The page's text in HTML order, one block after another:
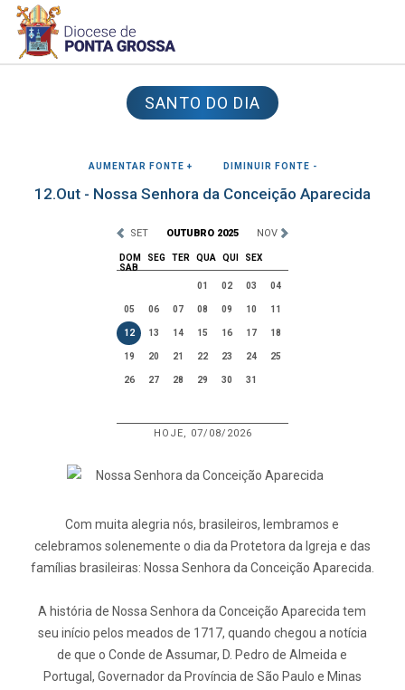
SANTO DO DIA
AUMENTAR FONTE + DIMINUIR FONTE -
12.Out - Nossa Senhora da Conceição Aparecida
SET OUTUBRO 2025 NOV
DOM SEG TER QUA QUI
SEX
SAB
01
02 03 04
05 06 07 08 09 10 11
12 13 14 15 16 17 18
19 20 21 22 23 24 25
26 27 28 29 30 31
HOJE, 07/08/2026
Com muita alegria nós, brasileiros, lembramos e
celebramos solenemente o dia da Protetora da Igreja e das
famílias brasileiras: Nossa Senhora da Conceição Aparecida.
A história de Nossa Senhora da Conceição Aparecida tem
seu início pelos meados de 1717, quando chegou a notícia
de que o Conde de Assumar, D. Pedro de Almeida e
Portugal, Governador da Província de São Paulo e Minas